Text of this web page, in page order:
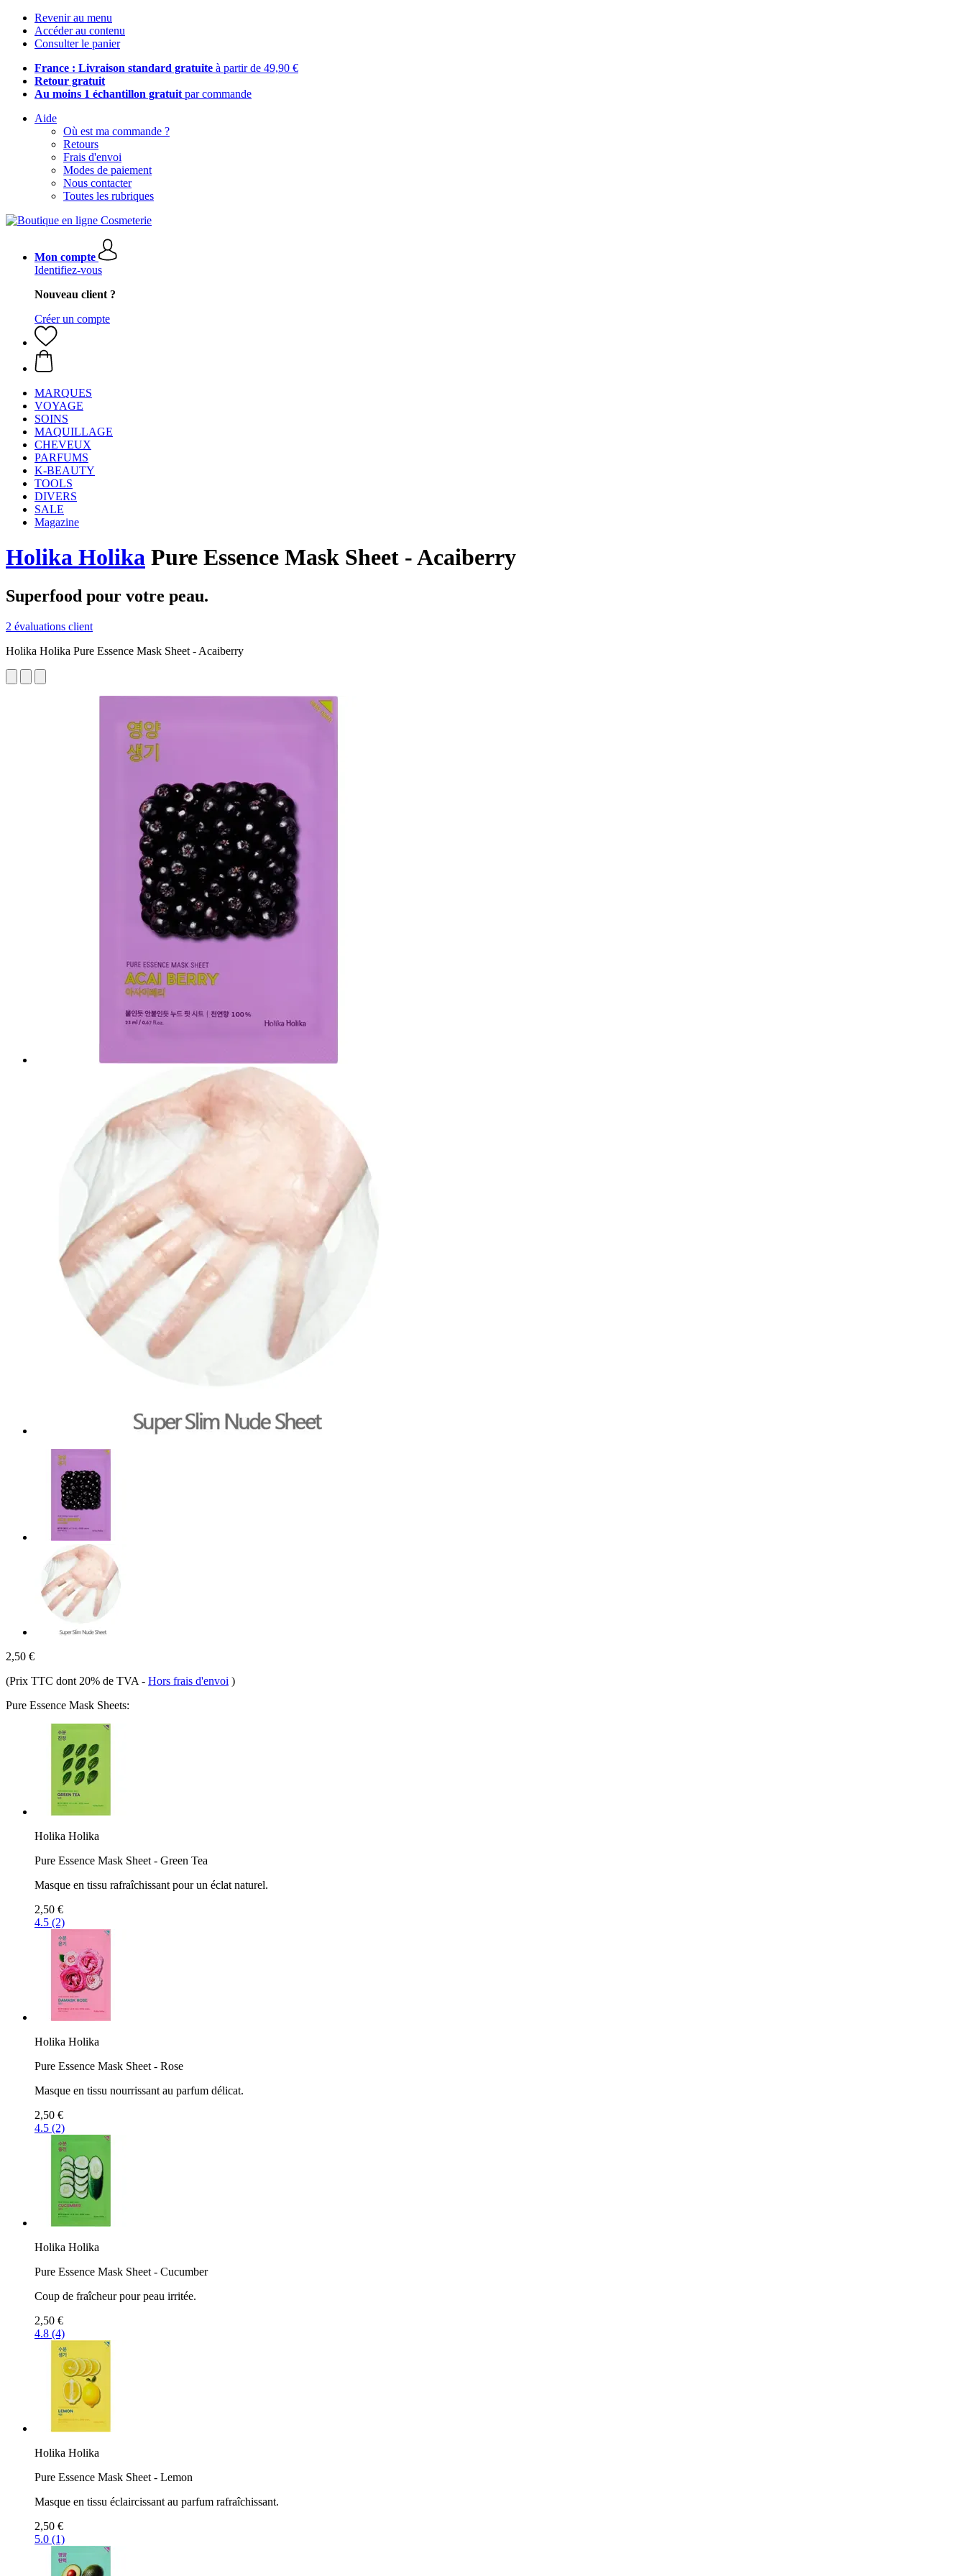
Revenir au menu
Accéder au contenu
Consulter le panier
France : Livraison standard gratuite à partir de 49,90 €
Retour gratuit
Au moins 1 échantillon gratuit par commande
Aide
Où est ma commande ?
Retours
Frais d'envoi
Modes de paiement
Nous contacter
Toutes les rubriques
Mon compte
Identifiez-vous
Nouveau client ?
Créer un compte
MARQUES
VOYAGE
SOINS
MAQUILLAGE
CHEVEUX
PARFUMS
K-BEAUTY
TOOLS
DIVERS
SALE
Magazine
Holika Holika Pure Essence Mask Sheet - Acaiberry
Superfood pour votre peau.
2 évaluations client
Holika Holika Pure Essence Mask Sheet - Acaiberry
2,50 €
(Prix TTC dont 20% de TVA - Hors frais d'envoi )
Pure Essence Mask Sheets:
Holika Holika
Pure Essence Mask Sheet - Green Tea
Masque en tissu rafraîchissant pour un éclat naturel.
2,50 €
4.5 (2)
Holika Holika
Pure Essence Mask Sheet - Rose
Masque en tissu nourrissant au parfum délicat.
2,50 €
4.5 (2)
Holika Holika
Pure Essence Mask Sheet - Cucumber
Coup de fraîcheur pour peau irritée.
2,50 €
4.8 (4)
Holika Holika
Pure Essence Mask Sheet - Lemon
Masque en tissu éclaircissant au parfum rafraîchissant.
2,50 €
5.0 (1)